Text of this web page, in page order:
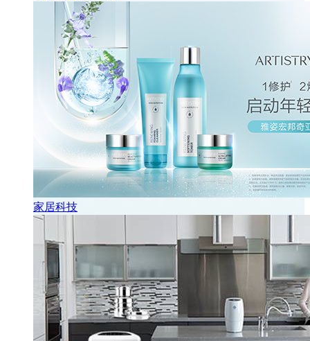
家居科技